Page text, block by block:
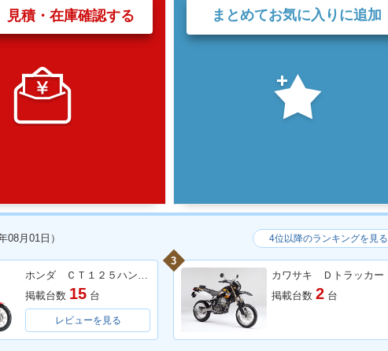
見積・在庫確認する まとめてお気に入りに追加
08月01日）
掲載台数 15 台
レビューを見る
3
カワサキ Ｄトラッカー
掲載台数 2 台
4位以降のランキングを見る